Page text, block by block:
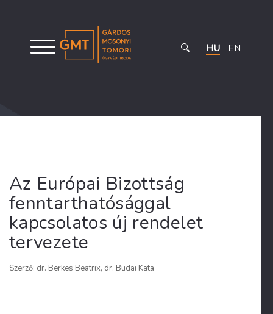
HU EN
Az Európai Bizottság
fenntarthatósággal
kapcsolatos új rendelet
tervezete
Szerző: dr. Berkes Beatrix, dr. Budai Kata